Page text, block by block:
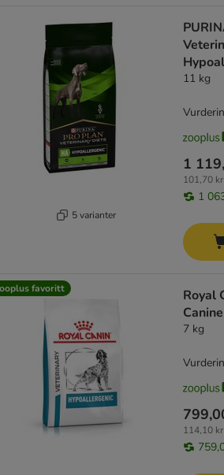
5 varianter
11 kg
1
101,70
1
favoritt
Royal
7 kg
114,10